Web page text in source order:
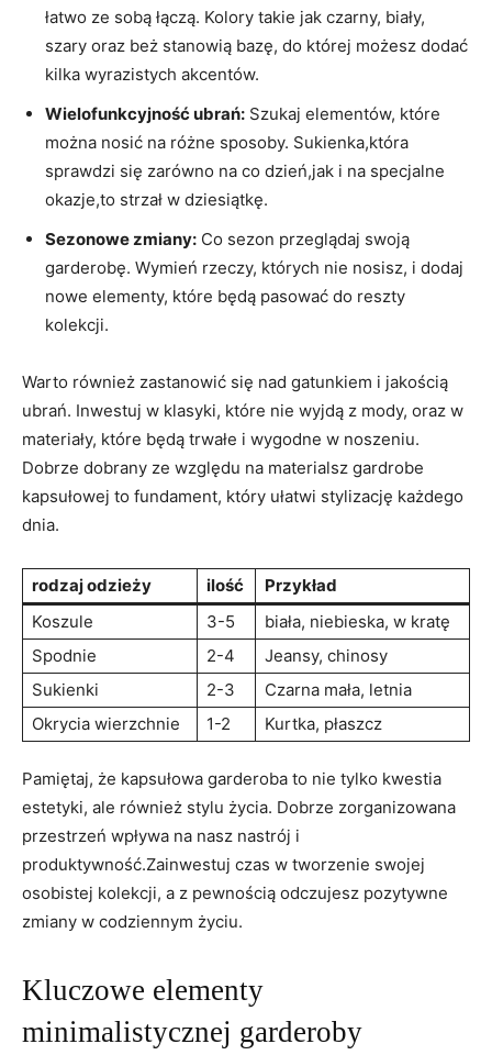
łatwo ze sobą łączą. Kolory takie jak czarny, biały,
szary oraz beż stanowią bazę, do której możesz dodać
kilka wyrazistych akcentów.
Wielofunkcyjność ubrań: Szukaj elementów, które
można nosić na różne sposoby. Sukienka,która
sprawdzi się zarówno na co dzień,jak i na specjalne
okazje,to strzał w dziesiątkę.
Sezonowe zmiany: Co sezon przeglądaj swoją
garderobę. Wymień rzeczy, których nie nosisz, i dodaj
nowe elementy, które będą pasować do reszty
kolekcji.
Warto również zastanowić się nad gatunkiem i jakością
ubrań. Inwestuj w klasyki, które nie wyjdą z mody, oraz w
materiały, które będą trwałe i wygodne w noszeniu.
Dobrze dobrany ze względu na materialsz gardrobe
kapsułowej to fundament, który ułatwi stylizację każdego
dnia.
rodzaj odzieży ilość
Przykład
Koszule
3-5
biała, niebieska, w kratę
Spodnie
2-4
Jeansy, chinosy
Sukienki
2-3
Czarna mała, letnia
Okrycia wierzchnie
1-2 Kurtka, płaszcz
Pamiętaj, że kapsułowa garderoba to nie tylko kwestia
estetyki, ale również stylu życia. Dobrze zorganizowana
przestrzeń wpływa na nasz nastrój i
produktywność.Zainwestuj czas w tworzenie swojej
osobistej kolekcji, a z pewnością odczujesz pozytywne
zmiany w codziennym życiu.
Kluczowe elementy
minimalistycznej garderoby